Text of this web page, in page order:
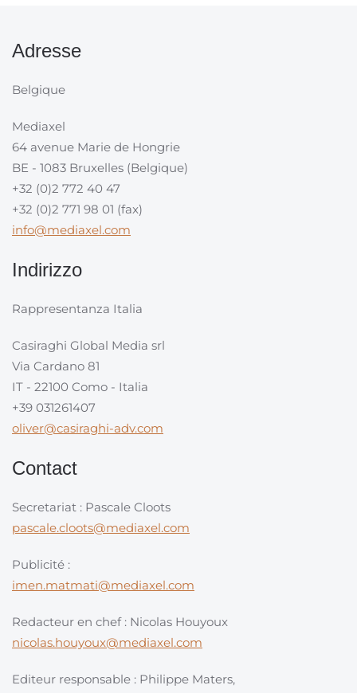
Adresse
Belgique
Mediaxel
64 avenue Marie de Hongrie
BE - 1083 Bruxelles (Belgique)
+32 (0)2 772 40 47
+32 (0)2 771 98 01 (fax)
info@mediaxel.com
Indirizzo
Rappresentanza Italia
Casiraghi Global Media srl
Via Cardano 81
IT - 22100 Como - Italia
+39 031261407
oliver@casiraghi-adv.com
Contact
Secretariat : Pascale Cloots
pascale.cloots@mediaxel.com
Publicité :
imen.matmati@mediaxel.com
Redacteur en chef : Nicolas Houyoux
nicolas.houyoux@mediaxel.com
Editeur responsable : Philippe Maters,